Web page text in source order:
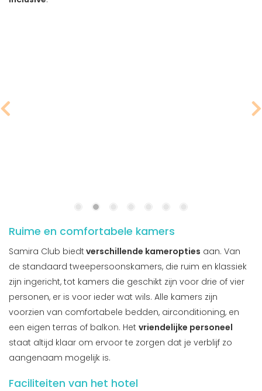
Ruime en comfortabele kamers
Samira Club biedt verschillende kameropties aan. Van
de standaard tweepersoonskamers, die ruim en klassiek
zijn ingericht, tot kamers die geschikt zijn voor drie of vier
personen, er is voor ieder wat wils. Alle kamers zijn
voorzien van comfortabele bedden, airconditioning, en
een eigen terras of balkon. Het vriendelijke personeel
staat altijd klaar om ervoor te zorgen dat je verblijf zo
aangenaam mogelijk is.
Faciliteiten van het hotel